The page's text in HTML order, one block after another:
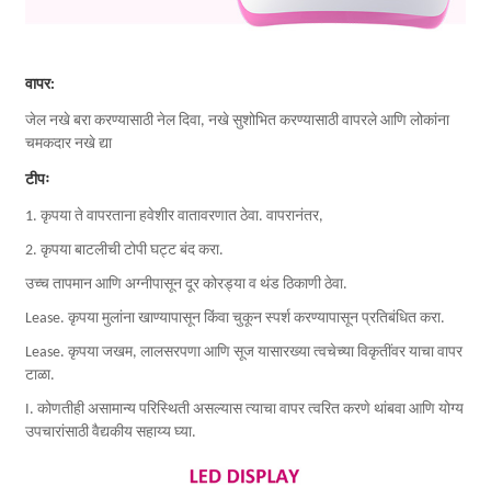
वापर:
जेल नखे बरा करण्यासाठी नेल दिवा, नखे सुशोभित करण्यासाठी वापरले आणि लोकांना
चमकदार नखे द्या
टीपः
1. कृपया ते वापरताना हवेशीर वातावरणात ठेवा. वापरानंतर,
2. कृपया बाटलीची टोपी घट्ट बंद करा.
उच्च तापमान आणि अग्नीपासून दूर कोरड्या व थंड ठिकाणी ठेवा.
Lease. कृपया मुलांना खाण्यापासून किंवा चुकून स्पर्श करण्यापासून प्रतिबंधित करा.
Lease. कृपया जखम, लालसरपणा आणि सूज यासारख्या त्वचेच्या विकृतींवर याचा वापर
टाळा.
I. कोणतीही असामान्य परिस्थिती असल्यास त्याचा वापर त्वरित करणे थांबवा आणि योग्य
उपचारांसाठी वैद्यकीय सहाय्य घ्या.